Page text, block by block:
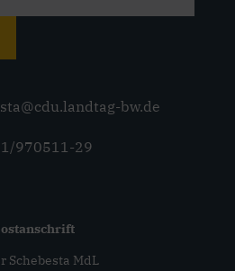
bw.de
970511-29
Schebesta MdL